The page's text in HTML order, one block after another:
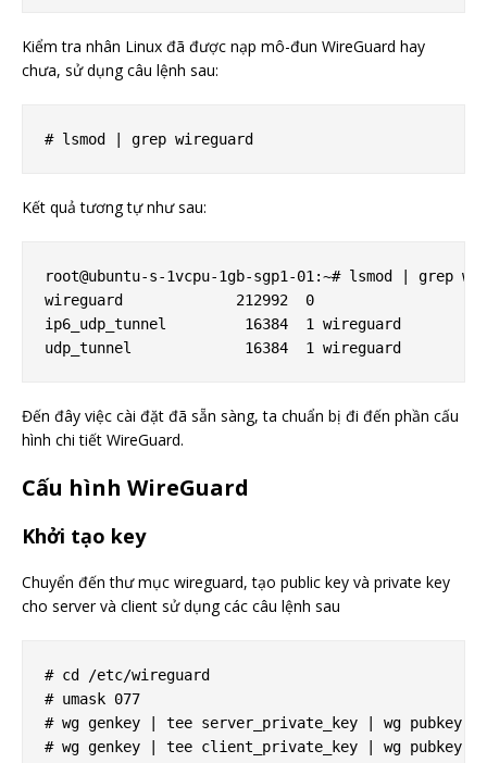
Kiểm tra nhân Linux đã được nạp mô-đun WireGuard hay
chưa, sử dụng câu lệnh sau:
Kết quả tương tự như sau:
root@ubuntu-s-1vcpu-1gb-sgp1-01:~# lsmod | grep
wireguard             212992  0
ip6_udp_tunnel         16384  1 wireguard
Đến đây việc cài đặt đã sẵn sàng, ta chuẩn bị đi đến phần cấu
hình chi tiết WireGuard.
Cấu hình WireGuard
Khởi tạo key
Chuyển đến thư mục wireguard, tạo public key và private key
cho server và client sử dụng các câu lệnh sau
# cd /etc/wireguard
# umask 077
# wg genkey | tee server_private_key | wg pubkey >